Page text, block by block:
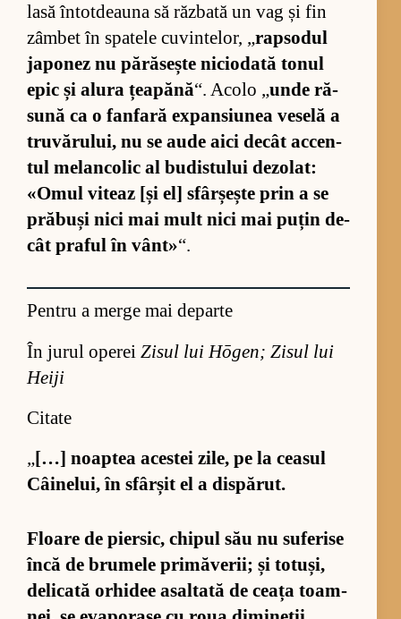
lasă în­tot­dea­una să răz­bată un vag și fin
zâm­bet în spa­tele cu­vin­te­lor, „rap­so­dul
ja­po­nez nu pă­ră­sește nici­o­dată to­nul
epic și alura țe­a­pănă“. Acolo „unde ră­
sună ca o fan­fară ex­pansiu­nea ve­selă a
tru­vă­ru­lui, nu se aude aici de­cât ac­cen­
tul me­lan­co­lic al bu­dis­tu­lui de­zo­lat:
«O­mul vi­teaz [și el] sfâr­șește prin a se
pră­buși nici mai mult nici mai pu­țin de­
cât pra­ful în vânt»“.
Pentru a merge mai departe
În jurul operei Zisul lui Hōgen; Zisul lui
Heiji
Citate
„[…] noap­tea aces­tei zi­le, pe la cea­sul
Câi­ne­lui, în sfâr­șit el a dis­pă­rut.
Floare de pier­sic, chi­pul său nu su­fe­rise
încă de bru­mele pri­mă­ve­rii; și to­tuși,
de­li­cată or­hi­dee asal­tată de ceața toam­